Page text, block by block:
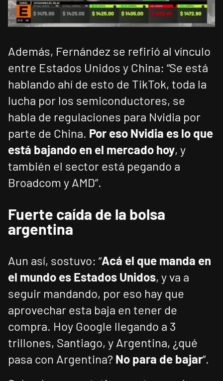
Además, Fernández se refirió al vínculo
entre Estados Unidos y China: “Se está
hablando ahí de esto de TikTok, toda la
lucha por los semiconductores, se
habla de regulaciones para Nvidia por
parte de China. Por eso Nvidia es lo que
está bajando en el mercado hoy, y
también el sector está pegando a
Broadcom y AMD”.
Fuerte caída de la bolsa
argentina
Aun así, sostuvo: “Acá el que manda en
el mundo es Estados Unidos, y va a
seguir mandando, por eso hay que
aprovechar esta baja en tener de
compra. Hoy Google llegando a 3
trillones, Santiago, y Argentina, ¿qué
pasa con Argentina? No para de bajar”.